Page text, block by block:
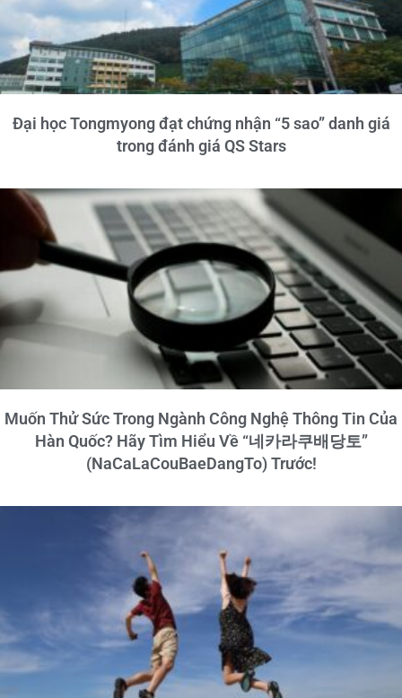
Đại học Tongmyong đạt chứng nhận “5 sao” danh giá
trong đánh giá QS Stars
Muốn Thử Sức Trong Ngành Công Nghệ Thông Tin Của
Hàn Quốc? Hãy Tìm Hiểu Về “네카라쿠배당토”
(NaCaLaCouBaeDangTo) Trước!